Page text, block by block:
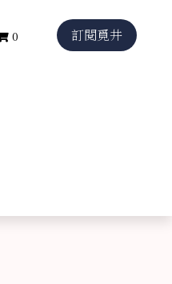
0 訂閱覓井
0 訂閱覓井